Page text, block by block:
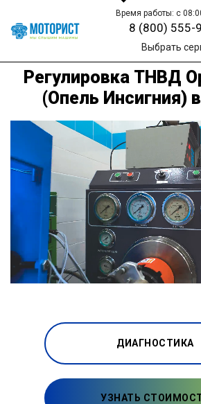
Время работы: с
8 (800) 555-
Выбрать
Регулировка ТНВД
(Опель Инсигния)
ДИАГНОСТИКА
УЗНАТЬ